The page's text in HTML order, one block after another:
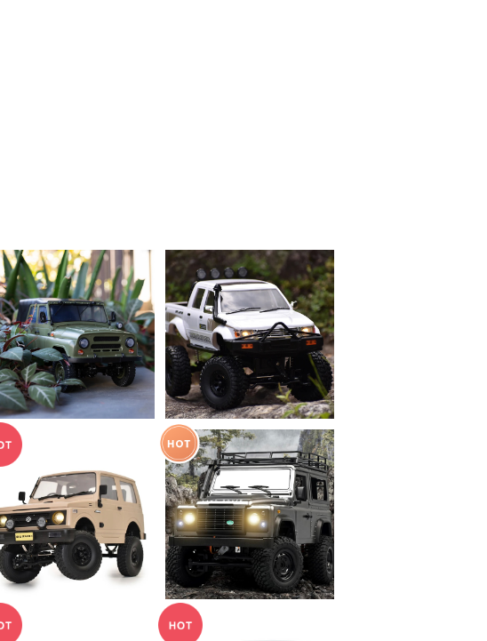
WPL JAPAN C94 1/1
2 RTR（UAZ-469） ※
グローバルエディショ
ン・技適マーク取得済み
¥12,650
SOLD OUT
WPL JAPAN C64-1
RTR（ホワイト）
¥8,800
SOLD OUT
WPL JAPAN スズキ
ジムニー(JA11) C74 R
TR
¥12,800
SOLD OUT
MNモデル ランドローバ
ー ディフェンダー90 1/1
2 アウトドアラジコン M
N-99s/98 RTR
¥11,000
SOLD OUT